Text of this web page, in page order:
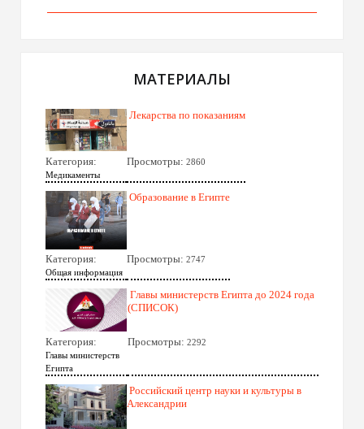
МАТЕРИАЛЫ
Лекарства по показаниям
Категория:
Медикаменты
Просмотры: 2860
Образование в Египте
Категория:
Общая информация
Просмотры: 2747
Главы министерств Египта до 2024 года
(СПИСОК)
Категория:
Главы министерств
Египта
Просмотры: 2292
Российский центр науки и культуры в
Александрии